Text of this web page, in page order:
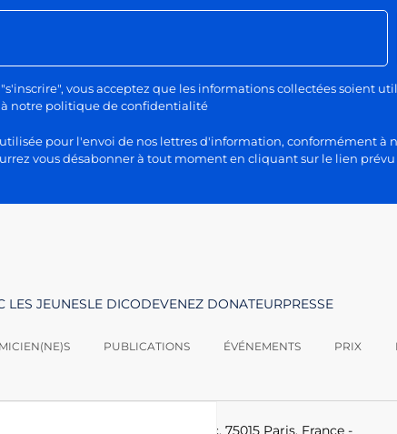
vous acceptez que les informations collectées soient
notre politique de confidentialité
utilisée pour l'envoi de nos lettres d'information, conformément
vous désabonner à tout moment en cliquant sur le lien
LES JEUNESLE DICODEVENEZ DONATEURPRESSE
PUBLICATIONS ÉVÉNEMENTS PRIX
Le Ponant, 19 rue Leblanc, 75015 Paris, France -